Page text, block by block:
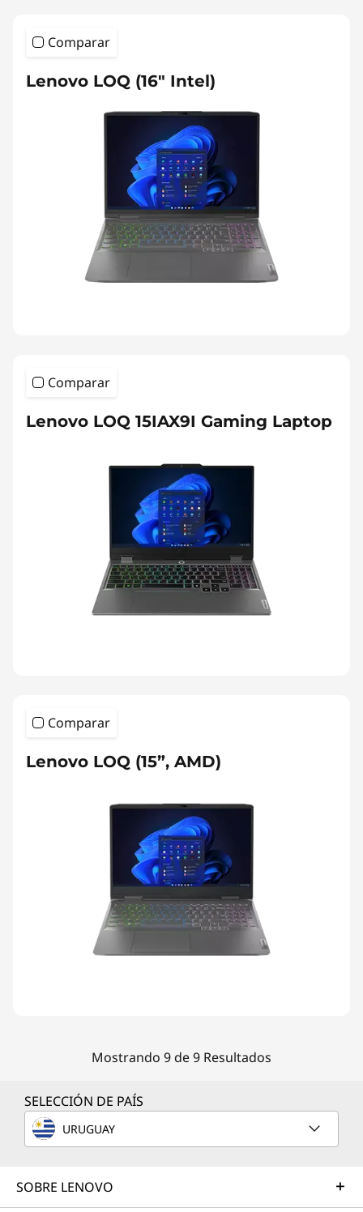
Comparar
Lenovo LOQ (16" Intel)
Comparar
Lenovo LOQ 15IAX9I Gaming Laptop
Comparar
Lenovo LOQ (15”, AMD)
Mostrando 9 de 9 Resultados
SELECCIÓN DE PAÍS
URUGUAY
SOBRE LENOVO